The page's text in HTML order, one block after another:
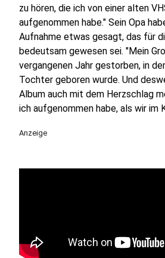
zu hören, die ich von einer alten
aufgenommen habe." Sein Opa
Aufnahme etwas gesagt, das für
bedeutsam gewesen sei. "Mein
vergangenen Jahr gestorben, in
Tochter geboren wurde. Und
Album auch mit dem Herzschlag
ich aufgenommen habe, als wir im
Anzeige